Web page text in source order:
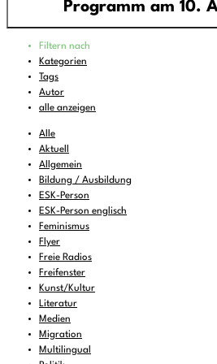
Programm am 10.
01:00
02:00 - 06:00
06:00
07:00
08:00 - 08:30 KulturTon
08:30 - 09:00 Musik zum Aufstehen
09:00
10:00 - 11:00
11:00 - 11:06
11:06
11:36 - 13:00
Filtern nach
Kategorien
Tags
Autor
alle anzeigen
Alle
Aktuell
Allgemein
Bildung / Ausbildung
ESK-Person
ESK-Person englisch
Feminismus
Flyer
Freie Radios
Freifenster
Kunst/Kultur
Literatur
Medien
Migration
Multilingual